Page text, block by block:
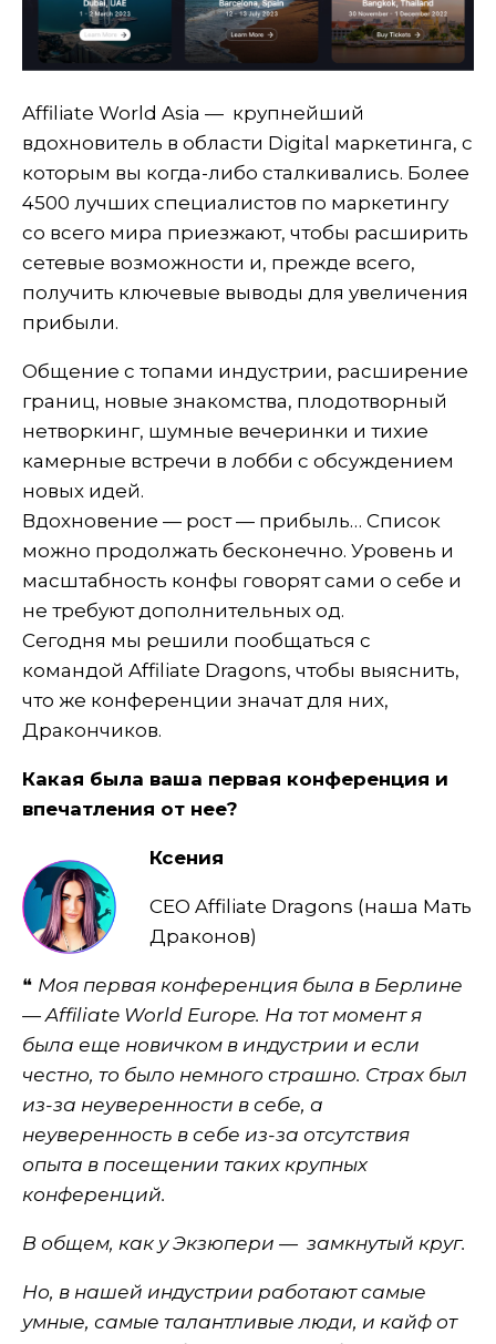
Affiliate World Asia — крупнейший
вдохновитель в области Digital маркетинга, с
которым вы когда-либо сталкивались. Более
4500 лучших специалистов по маркетингу
со всего мира приезжают, чтобы расширить
сетевые возможности и, прежде всего,
получить ключевые выводы для увеличения
прибыли.
Общение с топами индустрии, расширение
границ, новые знакомства, плодотворный
нетворкинг, шумные вечеринки и тихие
камерные встречи в лобби с обсуждением
новых идей.
Вдохновение — рост — прибыль… Список
можно продолжать бесконечно. Уровень и
масштабность конфы говорят сами о себе и
не требуют дополнительных од.
Сегодня мы решили пообщаться с
командой Affiliate Dragons, чтобы выяснить,
что же конференции значат для них,
Дракончиков.
Какая была ваша первая конференция и
впечатления от нее?
Ксения
СЕО Affiliate Dragons (наша Мать
Драконов)
❝ Моя первая конференция была в Берлине
— Affiliate World Europe. На тот момент я
была еще новичком в индустрии и если
честно, то было немного страшно. Страх был
из-за неуверенности в себе, а
неуверенность в себе из-за отсутствия
опыта в посещении таких крупных
конференций.
В общем, как у Экзюпери — замкнутый круг.
Но, в нашей индустрии работают самые
умные, самые талантливые люди, и кайф от